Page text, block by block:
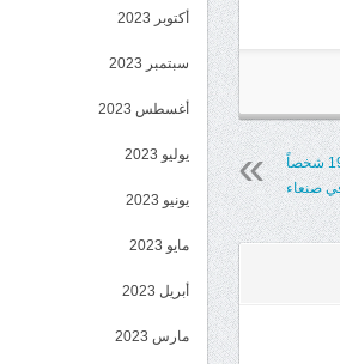
محكمة حوثية تصدر أحكاماً بالإعدام بحق 19 شخصاً
صنعاء
أكتوبر 2023
سبتمبر 2023
أغسطس 2023
يوليو 2023
يونيو 2023
مايو 2023
أبريل 2023
مارس 2023